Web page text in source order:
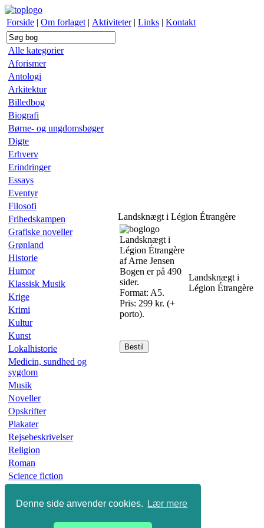
Denne side anvender cookies. Lær mere
Forside | Om forlaget | Aktiviteter | Links | Kontakt
Alle kategorier
Aforismer
Antologi
Arkitektur
Billedbog
Biografi
Børne- og ungdomsbøger
Digte
Erhverv
Erindringer
Essays
Eventyr
Filosofi
Frihedskampen
Grafiske noveller
Grønland
Historie
Humor
Klassisk Musik
Krige
Krimi
Kultur
Kunst
Lokalhistorie
Medicin, sundhed og
sygdom
Musik
Noveller
Opskrifter
Plakater
Rejsebeskrivelser
Religion
Roman
Science fiction
Slægtsbøger
Landsknægt i Légion Étrangère
Landsknægt i
Légion Étrangère
af Arne Jensen
Bogen er på 490
sider.
Format: A5.
Pris: 299 kr. (+
porto).
Bestil
Landsknægt i
Légion Étrangère